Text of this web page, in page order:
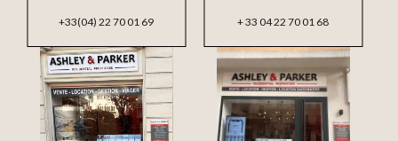
+ 33 04 22 70 01 68
+33(04) 22 70 01 69